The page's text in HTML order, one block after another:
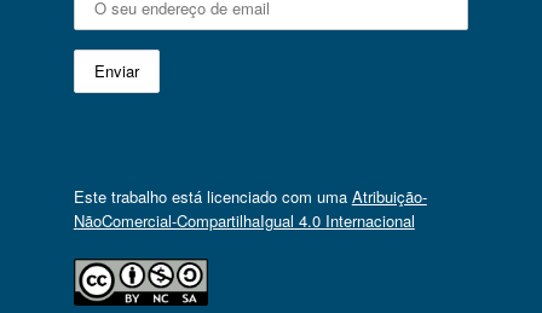
Este trabalho está licenciado com uma Atribuição-
NãoComercial-CompartilhaIgual 4.0 Internacional